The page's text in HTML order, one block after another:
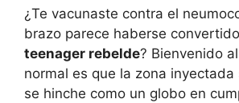
¿Te vacunaste contra el
brazo parece haberse
teenager rebelde? Bienvenido
normal es que la zona inyectada
se hinche como un globo en